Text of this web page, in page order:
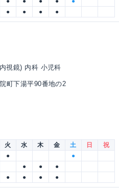
● ● ● ●
視鏡) 内科 小児科
町下湯平90番地の2
火 水 木 金 土 日
祝
●
●
● ●
●
● ● ● ●